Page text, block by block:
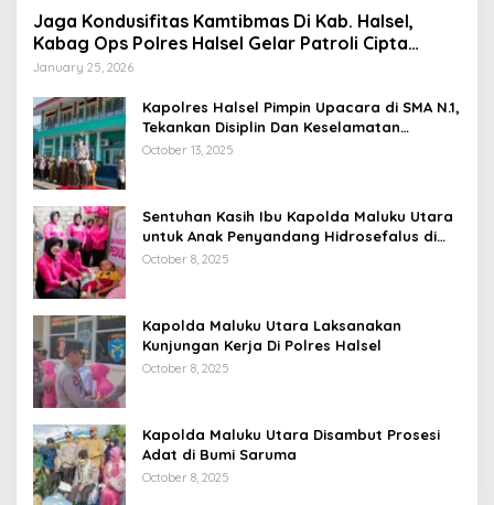
Jaga Kondusifitas Kamtibmas Di Kab. Halsel,
Kabag Ops Polres Halsel Gelar Patroli Cipta
Kondisi
January 25, 2026
Kapolres Halsel Pimpin Upacara di SMA N.1,
Tekankan Disiplin Dan Keselamatan
Berkendara
October 13, 2025
Sentuhan Kasih Ibu Kapolda Maluku Utara
untuk Anak Penyandang Hidrosefalus di
Desa Babang
October 8, 2025
Kapolda Maluku Utara Laksanakan
Kunjungan Kerja Di Polres Halsel
October 8, 2025
Kapolda Maluku Utara Disambut Prosesi
Adat di Bumi Saruma
October 8, 2025